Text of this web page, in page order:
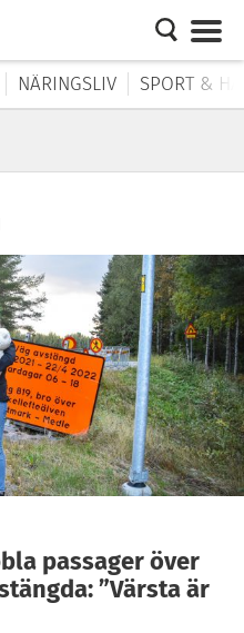
NÄRINGSLIV SPORT &
passager över
”Värsta är